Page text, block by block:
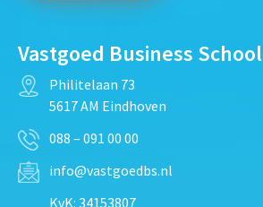
Vastgoed Business School
Philitelaan 73
5617 AM Eindhoven
088 – 091 00 00
info@vastgoedbs.nl
KvK: 34153807